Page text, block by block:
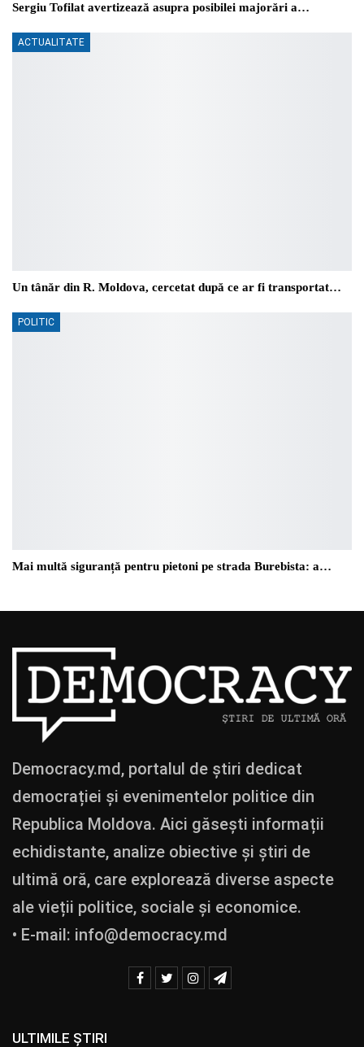
Sergiu Tofilat avertizează asupra posibilei majorări a…
ACTUALITATE
Un tânăr din R. Moldova, cercetat după ce ar fi transportat…
POLITIC
Mai multă siguranță pentru pietoni pe strada Burebista: a…
Democracy.md, portalul de știri dedicat
democrației și evenimentelor politice din
Republica Moldova. Aici găsești informații
echidistante, analize obiective și știri de
ultimă oră, care explorează diverse aspecte
ale vieții politice, sociale și economice.
• E-mail: info@democracy.md
ULTIMILE ȘTIRI